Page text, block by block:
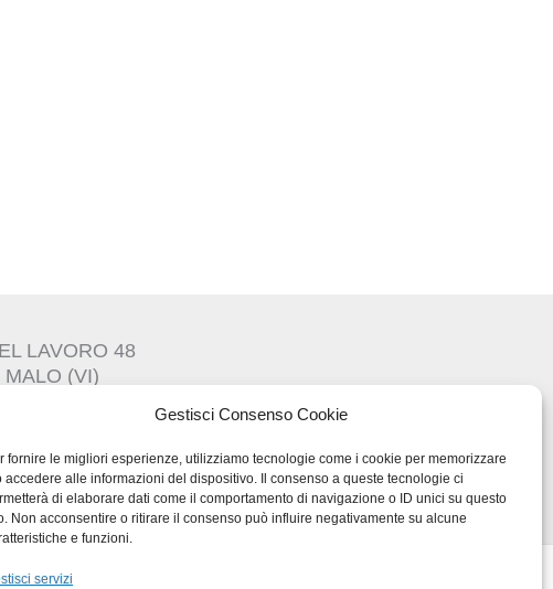
Gestisci Consenso Cookie
fornire le migliori esperienze, utilizziamo tecnologie come i cookie per memorizzare
accedere alle informazioni del dispositivo. Il consenso a queste tecnologie ci
di elaborare dati come il comportamento di navigazione o ID unici su questo
Non acconsentire o ritirare il consenso può influire negativamente su alcune
e funzioni.
servizi
LAVORO 48
(VI)
–IT03217300247